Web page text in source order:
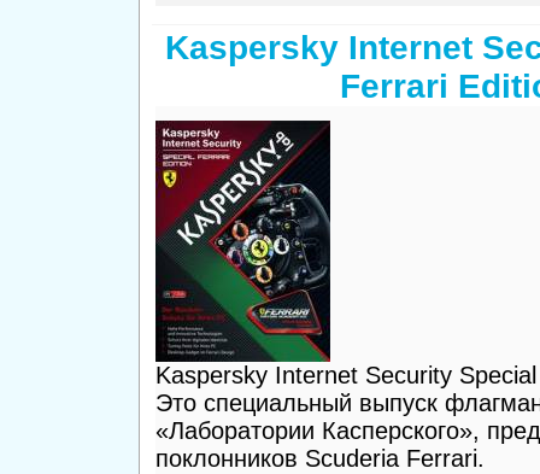
Kaspersky Internet
Ferrari
Kaspersky Internet Security
Это специальный выпуск
«Лаборатории Касперского»,
поклонников Scuderia Ferrari.